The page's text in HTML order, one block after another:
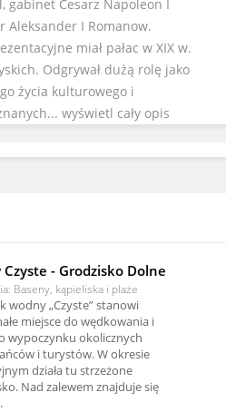
gabinet Cesarz Napoleon I
Aleksander I Romanow.
miał pałac w XIX w.
Odgrywał dużą rolę jako
życia kulturowego i
wyświetl cały opis
Czyste - Grodzisko Dolne
Baseny, kąpieliska i plaże
wodny „Czyste” stanowi
miejsce do wędkowania i
wypoczynku okolicznych
i turystów. W okresie
działa tu strzeżone
Nad zalewem znajduje się